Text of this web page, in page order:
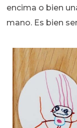
encima o bien
mano. Es bien